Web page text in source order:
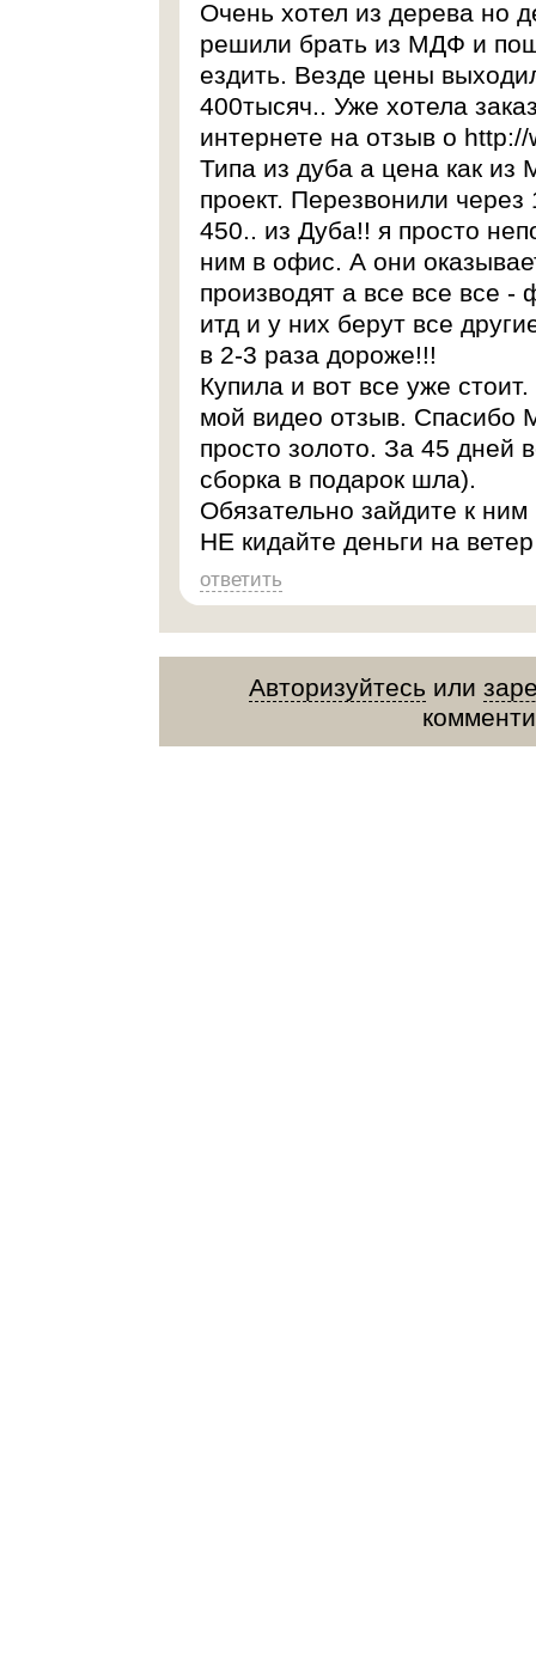
Очень хотел из дерева но
решили брать из МДФ и
ездить. Везде цены
400тысяч.. Уже хотела
интернете на отзыв о http://
Типа из дуба а цена как
проект. Перезвонили
450.. из Дуба!! я просто
ним в офис. А они
производят а все все все
итд и у них берут все
в 2-3 раза дороже!!!
Купила и вот все уже
мой видео отзыв. Спасибо
просто золото. За 45 дней
сборка в подарок шла).
Обязательно зайдите к ним
НЕ кидайте деньги на ветер
ответить
Авторизуйтесь или